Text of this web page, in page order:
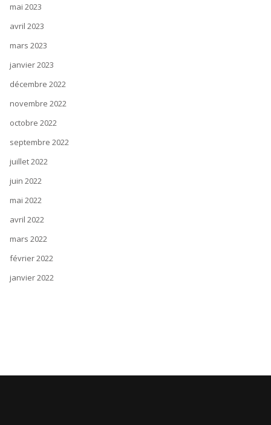
mai 2023
avril 2023
mars 2023
janvier 2023
décembre 2022
novembre 2022
octobre 2022
septembre 2022
juillet 2022
juin 2022
mai 2022
avril 2022
mars 2022
février 2022
janvier 2022